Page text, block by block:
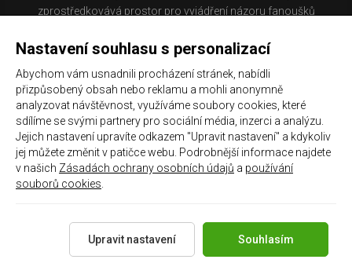
zprostředkovává prostor pro vyjádření názoru fanoušků
nacházíte obsahuje materiál, který někteří lidé mohou
nejsou dle právní úpravy zákona č. 480/2004 Sb., o některých
službách informační společnosti a o změně některých zákonů
(zákon o některých službách informační společnosti) a
zejména §6 citovaného zákona, odpovědni za příspěvky
návštěvníků těchto stránek.
Galerie|Historie
Copyright 2021 ©Chachaři.czVšechna práva vyhrazena.
Created by
Nastavení souhlasu s personalizací
Abychom vám usnadnili procházení stránek, nabídli
přizpůsobený obsah nebo reklamu a mohli anonymně
analyzovat návštěvnost, využíváme soubory cookies, které
sdílíme se svými partnery pro sociální média, inzerci a analýzu.
Jejich nastavení upravíte odkazem "Upravit nastavení" a kdykoliv
jej můžete změnit v patičce webu. Podrobnější informace najdete
v našich Zásadách ochrany osobních údajů a používání
souborů cookies
Souhlasím
Upravit nastavení